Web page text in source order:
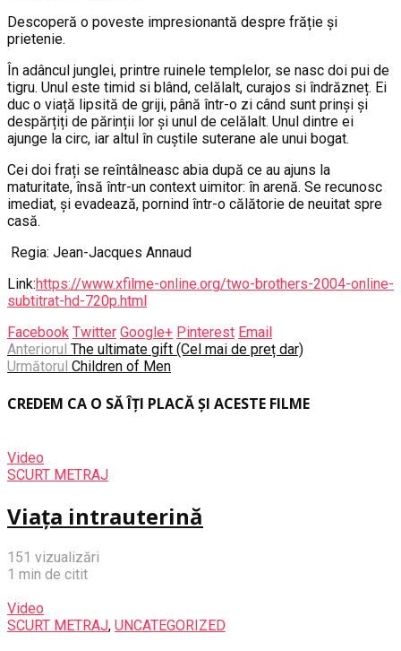
Descoperă o poveste impresionantă despre frăție și
prietenie.
În adâncul junglei, printre ruinele templelor, se nasc doi pui de
tigru. Unul este timid si blând, celălalt, curajos si îndrăzneț. Ei
duc o viață lipsită de griji, până într-o zi când sunt prinși și
despărțiți de părinții lor și unul de celălalt. Unul dintre ei
ajunge la circ, iar altul în cuștile suterane ale unui bogat.
Cei doi frați se reîntâlneasc abia după ce au ajuns la
maturitate, însă într-un context uimitor: în arenă. Se recunosc
imediat, și evadează, pornind într-o călătorie de neuitat spre
casă.
Regia: Jean-Jacques Annaud
Link:https://www.xfilme-online.org/two-brothers-2004-online-
subtitrat-hd-720p.html
Facebook Twitter Google+ Pinterest Email
Anteriorul The ultimate gift (Cel mai de preț dar)
Următorul Children of Men
CREDEM CA O SĂ ÎȚI PLACĂ ȘI ACESTE FILME
Video
SCURT METRAJ
Viața intrauterină
151 vizualizări
1 min de citit
Video
SCURT METRAJ, UNCATEGORIZED